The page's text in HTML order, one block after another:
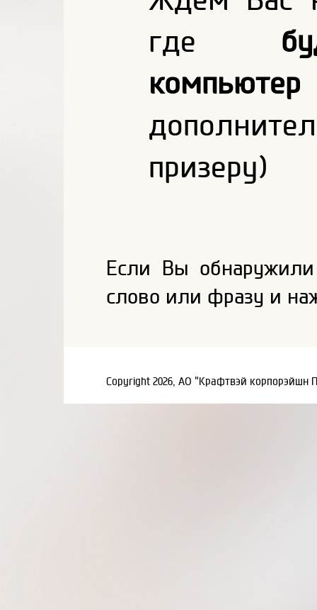
где
компьютер
призеру)
Если Вы
слово или фразу и
Copyright 2026, АО "Крафтвэй корпорэйшн